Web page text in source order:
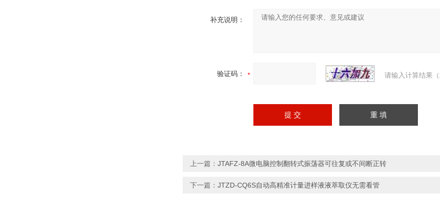
补充说明：
验证码： 请输入计算结果
上一篇： JTAFZ-8A微电脑控制翻转式振荡器可往复或不间断正转
下一篇： JTZD-CQ6S自动高精准计量进样液液萃取仪无需看管